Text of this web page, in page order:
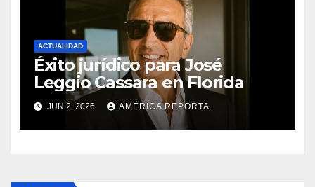
ACTUALIDAD
Éxito jurídico para José
Leggio Cassara en Florida
JUN 2, 2026 AMÉRICA REPORTA